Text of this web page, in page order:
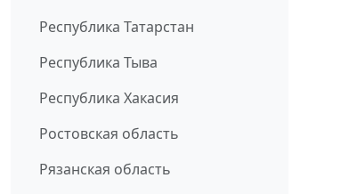
Республика Татарстан
Республика Тыва
Республика Хакасия
Ростовская область
Рязанская область